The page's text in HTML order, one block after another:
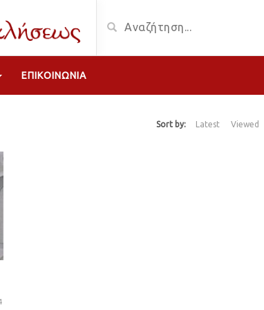
ΕΠΙΚΟΙΝΩΝΊΑ
Sort by: Latest Viewed